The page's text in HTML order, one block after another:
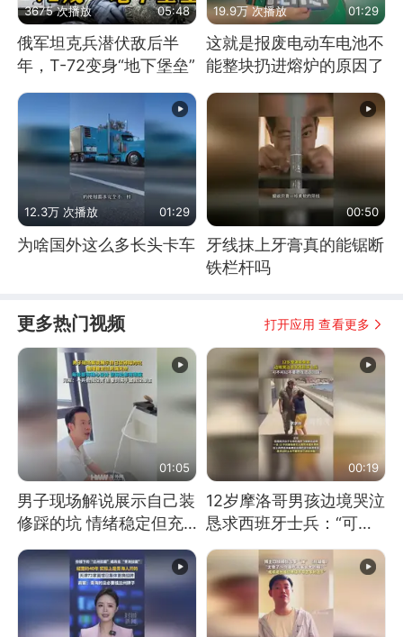
3675 次播放 05:48
俄军坦克兵潜伏敌后半
年，T-72变身“地下堡垒”
19.9万 次播放 01:29
这就是报废电动车电池不
能整块扔进熔炉的原因了
12.3万 次播放 01:29
为啥国外这么多长头卡车
00:50
牙线抹上牙膏真的能锯断
铁栏杆吗
更多热门视频 打开应用 查看更多
01:05
男子现场解说展示自己装
修踩的坑 情绪稳定但充
满无奈 每处都有精心设
计 但每处都有瑕疵 网
友：一开始我没笑 但看
到洗手盆我没绷住
00:19
12岁摩洛哥男孩边境哭泣
恳求西班牙士兵：“可不
可以不要把我遣返回国”